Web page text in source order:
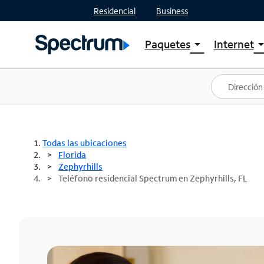
Residencial Business
Paquetesarrow_drop_down
Ver paquetes
Spectrum One
Mejores ofertas
Internetarrow_drop_down
Planes
Todas las ubicaciones
Florida
Zephyrhills
Teléfono residencial Spectrum en Zephyrhills, FL